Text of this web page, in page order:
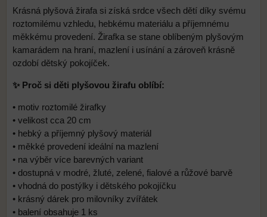
Krásná plyšová žirafa si získá srdce všech dětí díky svému
roztomilému vzhledu, hebkému materiálu a příjemnému
měkkému provedení. Žirafka se stane oblíbeným plyšovým
kamarádem na hraní, mazlení i usínání a zároveň krásně
ozdobí dětský pokojíček.
✨ Proč si děti plyšovou žirafu oblíbí:
• motiv roztomilé žirafky
• velikost cca 20 cm
• hebký a příjemný plyšový materiál
• měkké provedení ideální na mazlení
• na výběr více barevných variant
• dostupná v modré, žluté, zelené, fialové a růžové barvě
• vhodná do postýlky i dětského pokojíčku
• krásný dárek pro milovníky zvířátek
• balení obsahuje 1 ks